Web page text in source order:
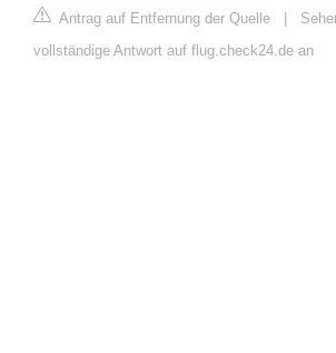
Antrag auf Entfernung der Quelle |
vollständige Antwort auf flug.check24.de an